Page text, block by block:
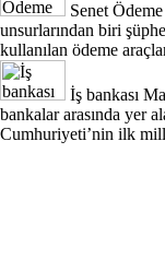
Senet
unsurlarından biri
kullanılan ödeme
İş bankası
bankalar arasında yer
Cumhuriyeti’nin ilk